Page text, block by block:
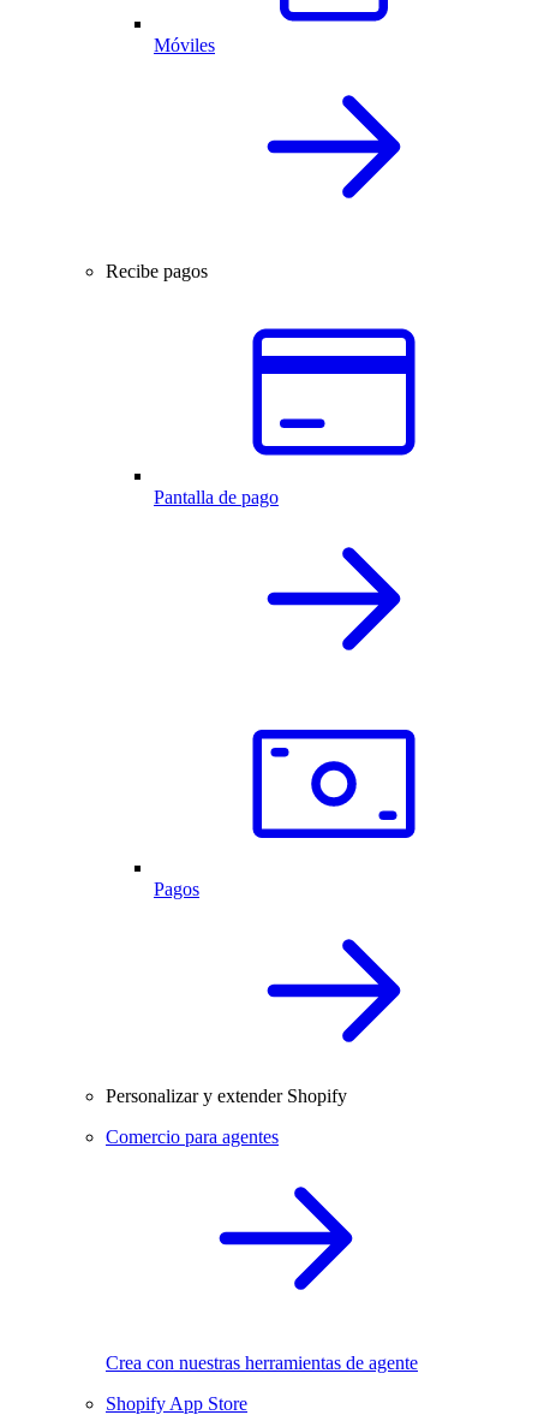
Móviles
Recibe pagos
Pantalla de pago
Pagos
Personalizar y extender Shopify
Comercio para agentes
Crea con nuestras herramientas de agente
Shopify App Store